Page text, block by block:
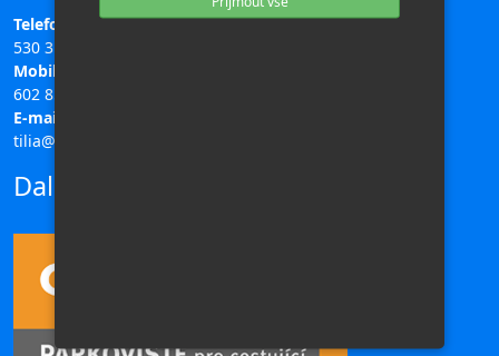
Telefon:
530 311 708
Mobil:
602 851 313
E-mail:
tilia@ck-tilia.cz
Další odkazy